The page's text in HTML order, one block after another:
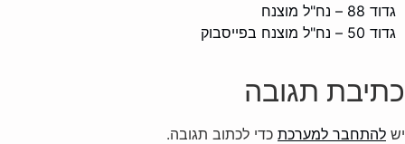
גדוד 88 – נח"ל מוצנח
גדוד 50 – נח"ל מוצנח בפייסבוק
כתיבת תגובה
יש להתחבר למערכת כדי לכתוב תגובה.